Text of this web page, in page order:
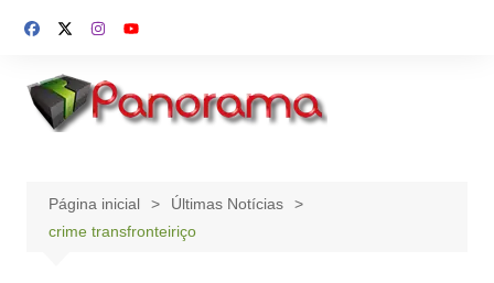
para
conteúdo
Página inicial
Últimas Notícias
crime transfronteiriço